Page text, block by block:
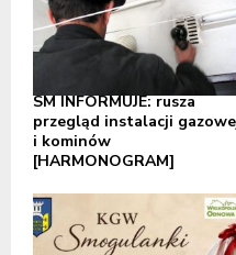
SM INFORMUJE: rusza
przegląd instalacji
i kominów
[HARMONOGRAM]